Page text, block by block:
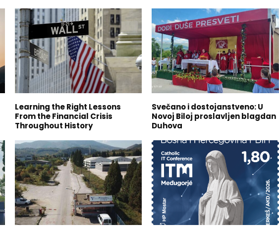
Learning the Right Lessons
From the Financial Crisis
Throughout History
Svečano i dostojanstveno: U
Novoj Biloj proslavljen blagdan
Duhova